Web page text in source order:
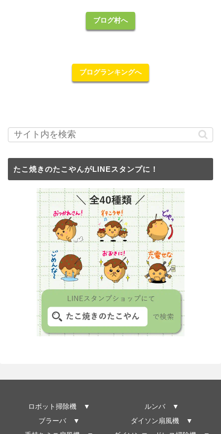
ブログ村へ
ブログランキングへ
たこ焼きのたこやんがLINEスタンプに！
ロボット掃除機 ▼
ルンバ ▼
ブラーバ ▼
ダイソン扇風機 ▼